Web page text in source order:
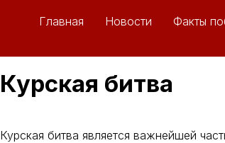
Главная Новости Факты
Курская битва
Курская битва является важнейшей